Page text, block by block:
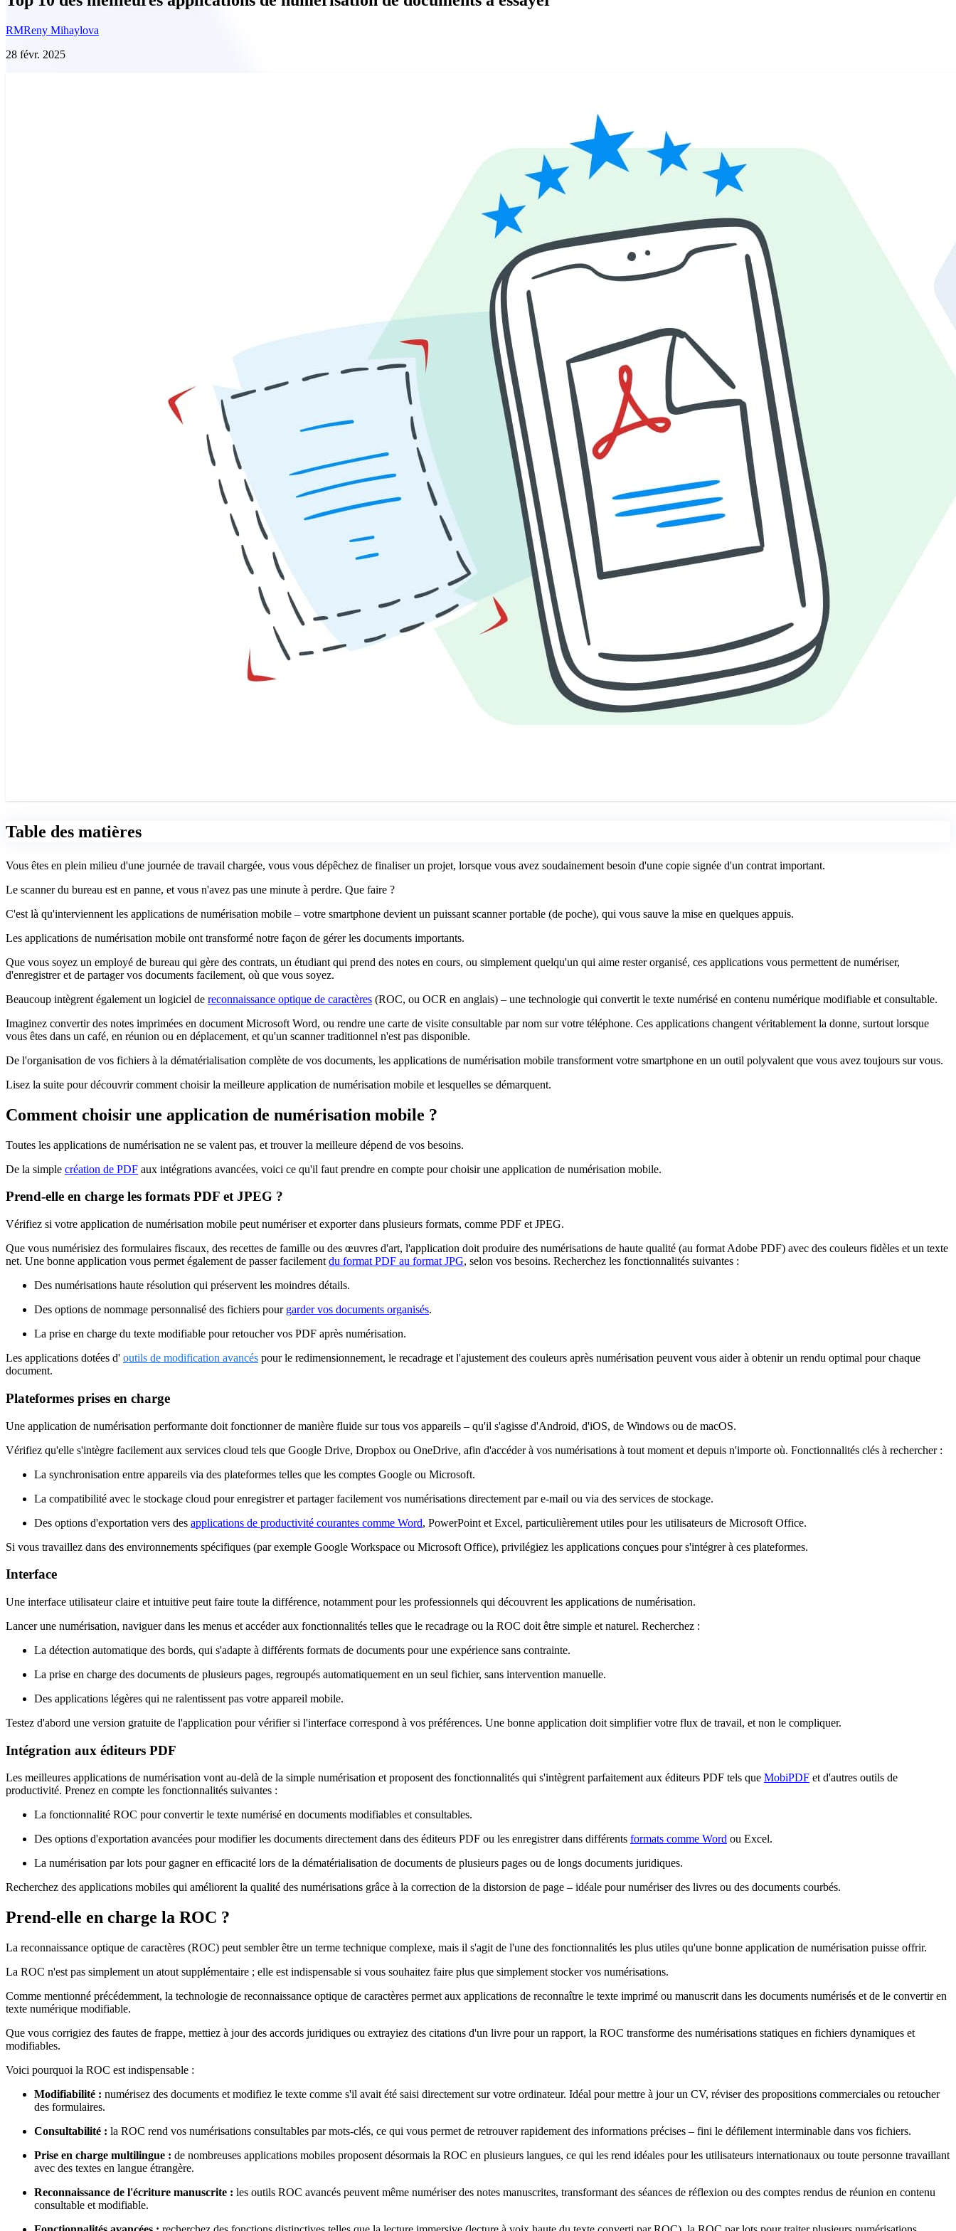
RMReny Mihaylova
28 févr. 2025
Table des matières
Vous êtes en plein milieu d'une journée de travail chargée, vous vous dépêchez de finaliser un projet, lorsque vous avez soudainement besoin d'une copie signée d'un contrat important.
Le scanner du bureau est en panne, et vous n'avez pas une minute à perdre. Que faire ?
C'est là qu'interviennent les applications de numérisation mobile – votre smartphone devient un puissant scanner portable (de poche), qui vous sauve la mise en quelques appuis.
Les applications de numérisation mobile ont transformé notre façon de gérer les documents importants.
Que vous soyez un employé de bureau qui gère des contrats, un étudiant qui prend des notes en cours, ou simplement quelqu'un qui aime rester organisé, ces applications vous permettent de numériser,
d'enregistrer et de partager vos documents facilement, où que vous soyez.
Beaucoup intègrent également un logiciel de reconnaissance optique de caractères (ROC, ou OCR en anglais) – une technologie qui convertit le texte numérisé en contenu numérique modifiable et consultable.
Imaginez convertir des notes imprimées en document Microsoft Word, ou rendre une carte de visite consultable par nom sur votre téléphone. Ces applications changent véritablement la donne, surtout lorsque
vous êtes dans un café, en réunion ou en déplacement, et qu'un scanner traditionnel n'est pas disponible.
De l'organisation de vos fichiers à la dématérialisation complète de vos documents, les applications de numérisation mobile transforment votre smartphone en un outil polyvalent que vous avez toujours sur vous.
Lisez la suite pour découvrir comment choisir la meilleure application de numérisation mobile et lesquelles se démarquent.
Comment choisir une application de numérisation mobile ?
Toutes les applications de numérisation ne se valent pas, et trouver la meilleure dépend de vos besoins.
De la simple création de PDF aux intégrations avancées, voici ce qu'il faut prendre en compte pour choisir une application de numérisation mobile.
Prend-elle en charge les formats PDF et JPEG ?
Vérifiez si votre application de numérisation mobile peut numériser et exporter dans plusieurs formats, comme PDF et JPEG.
Que vous numérisiez des formulaires fiscaux, des recettes de famille ou des œuvres d'art, l'application doit produire des numérisations de haute qualité (au format Adobe PDF) avec des couleurs fidèles et un texte
net. Une bonne application vous permet également de passer facilement du format PDF au format JPG, selon vos besoins. Recherchez les fonctionnalités suivantes :
Des numérisations haute résolution qui préservent les moindres détails.
Des options de nommage personnalisé des fichiers pour garder vos documents organisés.
La prise en charge du texte modifiable pour retoucher vos PDF après numérisation.
Les applications dotées d' outils de modification avancés pour le redimensionnement, le recadrage et l'ajustement des couleurs après numérisation peuvent vous aider à obtenir un rendu optimal pour chaque
document.
Plateformes prises en charge
Une application de numérisation performante doit fonctionner de manière fluide sur tous vos appareils – qu'il s'agisse d'Android, d'iOS, de Windows ou de macOS.
Vérifiez qu'elle s'intègre facilement aux services cloud tels que Google Drive, Dropbox ou OneDrive, afin d'accéder à vos numérisations à tout moment et depuis n'importe où. Fonctionnalités clés à rechercher :
La synchronisation entre appareils via des plateformes telles que les comptes Google ou Microsoft.
La compatibilité avec le stockage cloud pour enregistrer et partager facilement vos numérisations directement par e-mail ou via des services de stockage.
Des options d'exportation vers des applications de productivité courantes comme Word, PowerPoint et Excel, particulièrement utiles pour les utilisateurs de Microsoft Office.
Si vous travaillez dans des environnements spécifiques (par exemple Google Workspace ou Microsoft Office), privilégiez les applications conçues pour s'intégrer à ces plateformes.
Interface
Une interface utilisateur claire et intuitive peut faire toute la différence, notamment pour les professionnels qui découvrent les applications de numérisation.
Lancer une numérisation, naviguer dans les menus et accéder aux fonctionnalités telles que le recadrage ou la ROC doit être simple et naturel. Recherchez :
La détection automatique des bords, qui s'adapte à différents formats de documents pour une expérience sans contrainte.
La prise en charge des documents de plusieurs pages, regroupés automatiquement en un seul fichier, sans intervention manuelle.
Des applications légères qui ne ralentissent pas votre appareil mobile.
Testez d'abord une version gratuite de l'application pour vérifier si l'interface correspond à vos préférences. Une bonne application doit simplifier votre flux de travail, et non le compliquer.
Intégration aux éditeurs PDF
Les meilleures applications de numérisation vont au-delà de la simple numérisation et proposent des fonctionnalités qui s'intègrent parfaitement aux éditeurs PDF tels que MobiPDF et d'autres outils de
productivité. Prenez en compte les fonctionnalités suivantes :
La fonctionnalité ROC pour convertir le texte numérisé en documents modifiables et consultables.
Des options d'exportation avancées pour modifier les documents directement dans des éditeurs PDF ou les enregistrer dans différents formats comme Word ou Excel.
La numérisation par lots pour gagner en efficacité lors de la dématérialisation de documents de plusieurs pages ou de longs documents juridiques.
Recherchez des applications mobiles qui améliorent la qualité des numérisations grâce à la correction de la distorsion de page – idéale pour numériser des livres ou des documents courbés.
Prend-elle en charge la ROC ?
La reconnaissance optique de caractères (ROC) peut sembler être un terme technique complexe, mais il s'agit de l'une des fonctionnalités les plus utiles qu'une bonne application de numérisation puisse offrir.
La ROC n'est pas simplement un atout supplémentaire ; elle est indispensable si vous souhaitez faire plus que simplement stocker vos numérisations.
Comme mentionné précédemment, la technologie de reconnaissance optique de caractères permet aux applications de reconnaître le texte imprimé ou manuscrit dans les documents numérisés et de le convertir en
texte numérique modifiable.
Que vous corrigiez des fautes de frappe, mettiez à jour des accords juridiques ou extrayiez des citations d'un livre pour un rapport, la ROC transforme des numérisations statiques en fichiers dynamiques et
modifiables.
Voici pourquoi la ROC est indispensable :
Modifiabilité : numérisez des documents et modifiez le texte comme s'il avait été saisi directement sur votre ordinateur. Idéal pour mettre à jour un CV, réviser des propositions commerciales ou retoucher
des formulaires.
Consultabilité : la ROC rend vos numérisations consultables par mots-clés, ce qui vous permet de retrouver rapidement des informations précises – fini le défilement interminable dans vos fichiers.
Prise en charge multilingue : de nombreuses applications mobiles proposent désormais la ROC en plusieurs langues, ce qui les rend idéales pour les utilisateurs internationaux ou toute personne travaillant
avec des textes en langue étrangère.
Reconnaissance de l'écriture manuscrite : les outils ROC avancés peuvent même numériser des notes manuscrites, transformant des séances de réflexion ou des comptes rendus de réunion en contenu
consultable et modifiable.